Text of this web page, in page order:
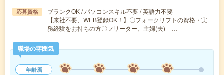
応募資格
ブランクOK / パソコンスキル不要 / 英語力不要
【来社不要、WEB登録OK！】〇フォークリフトの資格・実
務経験をお持ちの方〇フリーター、主婦(夫) …
職場の雰囲気
年齢層